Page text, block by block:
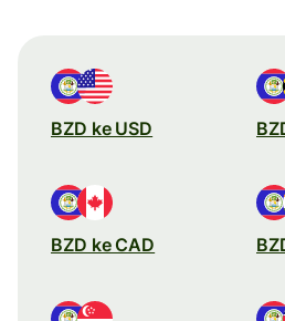
BZD ke USD
BZD ke CAD